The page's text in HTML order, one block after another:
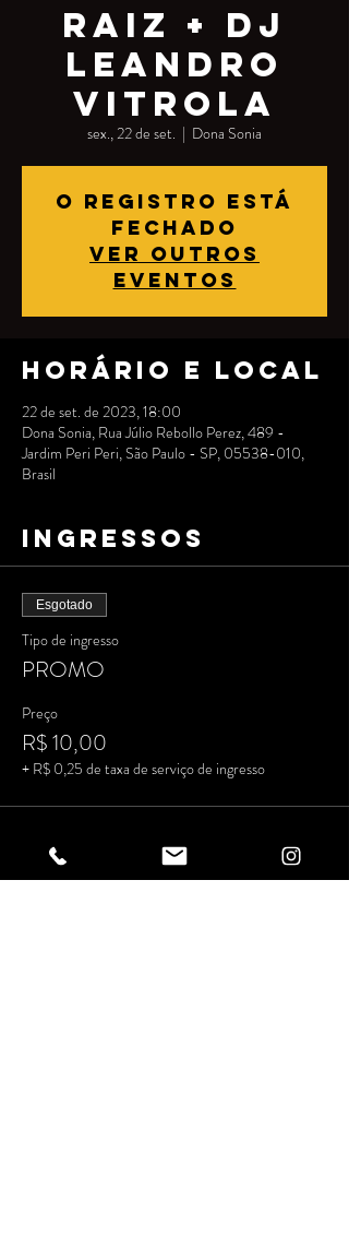
Raiz + DJ
Leandro
Vitrola
sex., 22 de set.
  |
Dona Sonia
O registro está
fechado
Ver outros
eventos
Horário e local
22 de set. de 2023, 18:00
Dona Sonia, Rua Júlio Rebollo Perez, 489 -
Jardim Peri Peri, São Paulo - SP, 05538-010,
Brasil
Ingressos
Esgotado
Tipo de ingresso
PROMO
Preço
R$ 10,00
+ R$ 0,25 de taxa de serviço de ingresso
Vendas encerradas
Tipo de ingresso